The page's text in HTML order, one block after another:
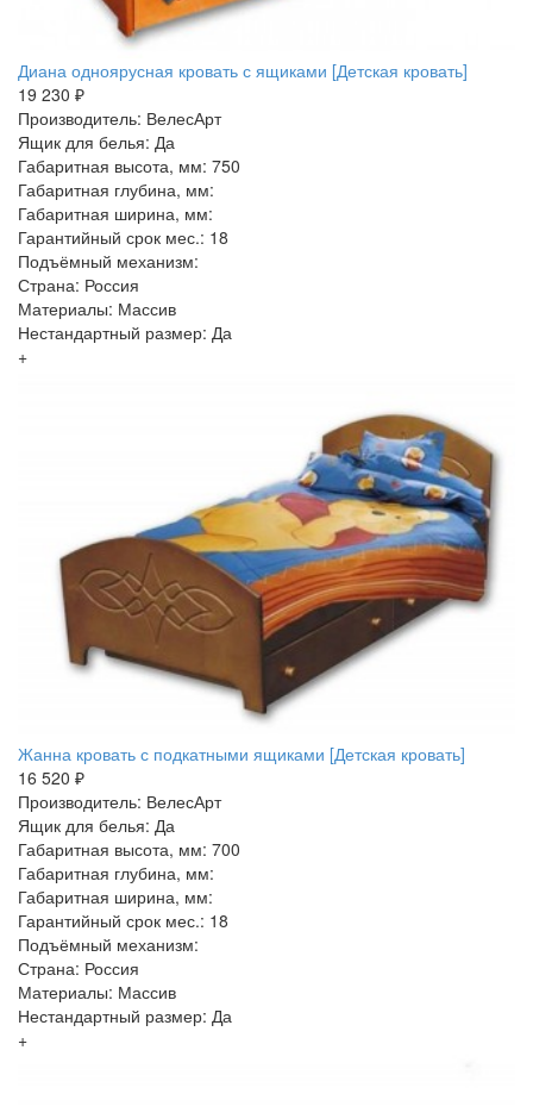
Диана одноярусная кровать с ящиками [Детская кровать]
19 230 ₽
Производитель: ВелесАрт
Ящик для белья: Да
Габаритная высота, мм: 750
Габаритная глубина, мм:
Габаритная ширина, мм:
Гарантийный срок мес.: 18
Подъёмный механизм:
Страна: Россия
Материалы: Массив
Нестандартный размер: Да
+
Жанна кровать с подкатными ящиками [Детская кровать]
16 520 ₽
Производитель: ВелесАрт
Ящик для белья: Да
Габаритная высота, мм: 700
Габаритная глубина, мм:
Габаритная ширина, мм:
Гарантийный срок мес.: 18
Подъёмный механизм:
Страна: Россия
Материалы: Массив
Нестандартный размер: Да
+